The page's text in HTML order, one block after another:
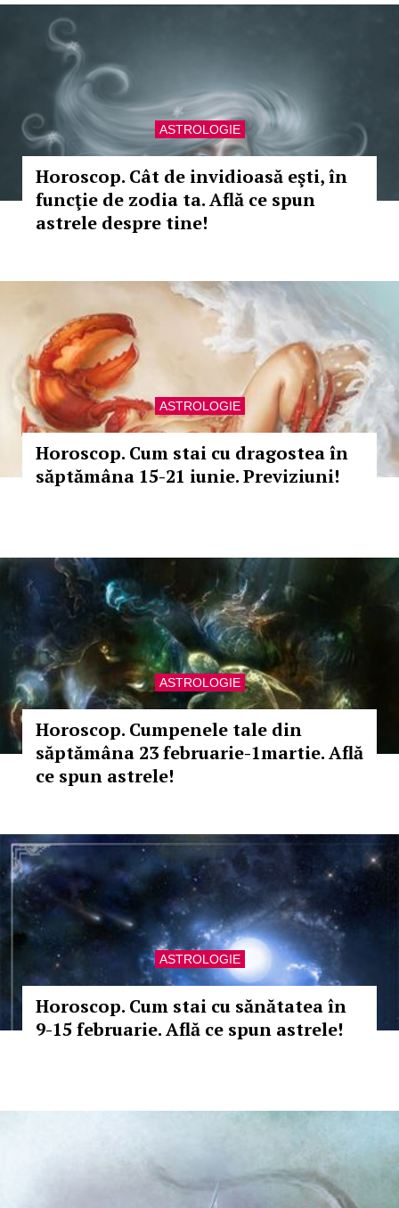
ASTROLOGIE
Horoscop. Cât de invidioasă eşti, în
funcţie de zodia ta. Află ce spun
astrele despre tine!
ASTROLOGIE
Horoscop. Cum stai cu dragostea în
săptămâna 15-21 iunie. Previziuni!
ASTROLOGIE
Horoscop. Cumpenele tale din
săptămâna 23 februarie-1martie. Află
ce spun astrele!
ASTROLOGIE
Horoscop. Cum stai cu sănătatea în
9-15 februarie. Află ce spun astrele!